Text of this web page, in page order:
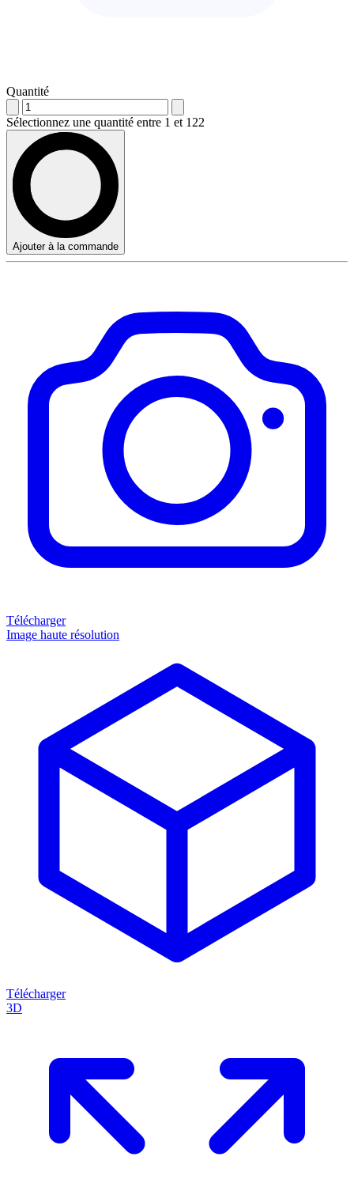
Quantité
Sélectionnez une quantité entre 1 et 122
Ajouter à la commande
Télécharger
Image haute résolution
Télécharger
3D